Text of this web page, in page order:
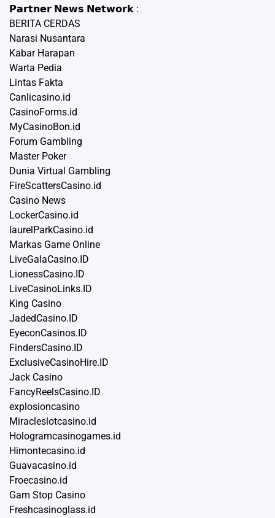
𝗣𝗮𝗿𝘁𝗻𝗲𝗿 𝗡𝗲𝘄𝘀 𝗡𝗲𝘁𝘄𝗼𝗿𝗸 :
BERITA CERDAS
Narasi Nusantara
Kabar Harapan
Warta Pedia
Lintas Fakta
Canlicasino.id
CasinoForms.id
MyCasinoBon.id
Forum Gambling
Master Poker
Dunia Virtual Gambling
FireScattersCasino.id
Casino News
LockerCasino.id
laurelParkCasino.id
Markas Game Online
LiveGalaCasino.ID
LionessCasino.ID
LiveCasinoLinks.ID
King Casino
JadedCasino.ID
EyeconCasinos.ID
FindersCasino.ID
ExclusiveCasinoHire.ID
Jack Casino
FancyReelsCasino.ID
explosioncasino
Miracleslotcasino.id
Hologramcasinogames.id
Himontecasino.id
Guavacasino.id
Froecasino.id
Gam Stop Casino
Freshcasinoglass.id